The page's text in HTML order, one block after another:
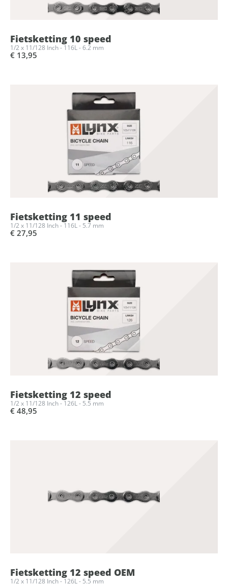
Fietsketting 10 speed
1/2 x 11/128 Inch - 116L - 6.2 mm
€ 13,95
Fietsketting 11 speed
1/2 x 11/128 Inch - 116L - 5.7 mm
€ 27,95
Fietsketting 12 speed
1/2 x 11/128 Inch - 126L - 5.5 mm
€ 48,95
Fietsketting 12 speed OEM
1/2 x 11/128 Inch - 126L - 5.5 mm